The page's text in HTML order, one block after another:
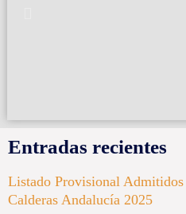
Entradas recientes
Listado Provisional
Calderas Andalucía 2025